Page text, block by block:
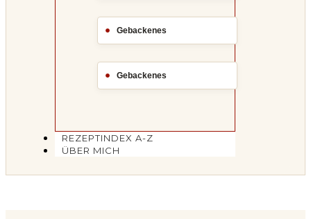
Gebackenes
Gebackenes
REZEPTINDEX A-Z
ÜBER MICH